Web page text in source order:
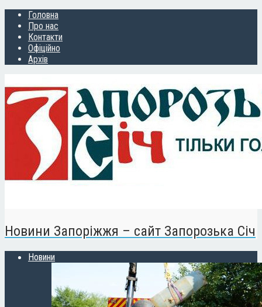
Головна
Про нас
Контакти
Офіційно
Архів
Новини Запоріжжя – сайт Запорозька Січ
Новини